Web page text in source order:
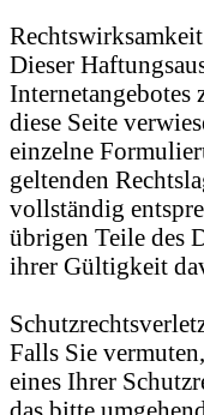
Dieser
Internetangebotes
diese Seite
einzelne
geltenden
vollständig
übrigen Teile des
ihrer Gültigkeit
Falls Sie
eines Ihrer
das bitte